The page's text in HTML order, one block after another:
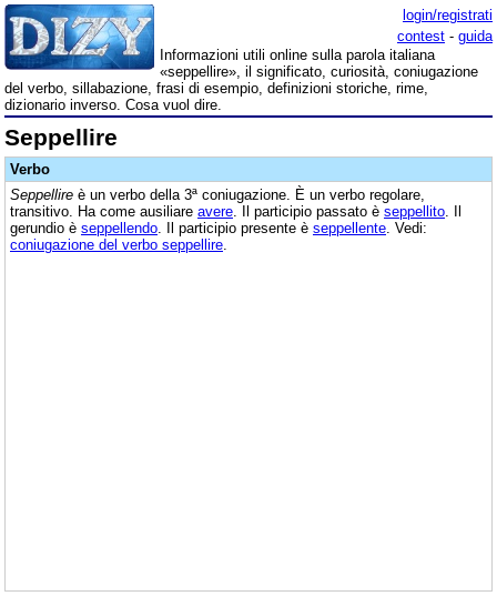
login/registrati
contest - guida
Informazioni utili online sulla parola italiana
«seppellire», il significato, curiosità, coniugazione
del verbo, sillabazione, frasi di esempio, definizioni storiche, rime,
dizionario inverso. Cosa vuol dire.
Seppellire
Verbo
Seppellire è un verbo della 3ª coniugazione. È un verbo regolare,
transitivo. Ha come ausiliare avere . Il participio passato è seppellito . Il
gerundio è seppellendo . Il participio presente è seppellente . Vedi:
coniugazione del verbo seppellire